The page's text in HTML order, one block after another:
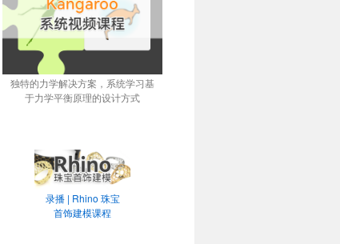
独特的力学解决方案，系统学习基
于力学平衡原理的设计方式
录播 | Rhino 珠宝
首饰建模课程